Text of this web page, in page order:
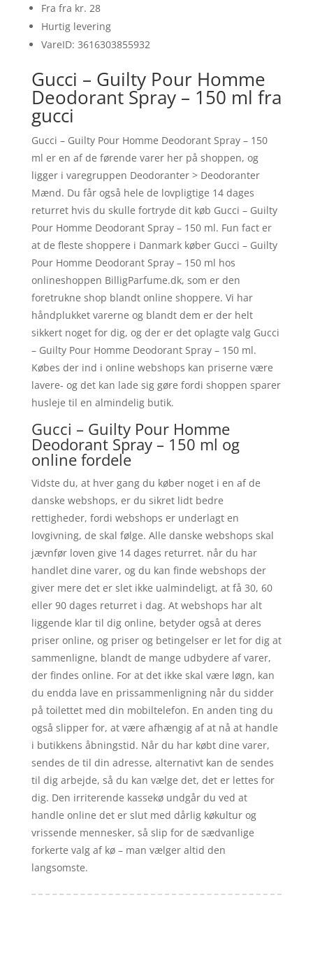
Fra fra kr. 28
Hurtig levering
VareID: 3616303855932
Gucci – Guilty Pour Homme
Deodorant Spray – 150 ml fra
gucci
Gucci – Guilty Pour Homme Deodorant Spray – 150
ml er en af de førende varer her på shoppen, og
ligger i varegruppen Deodoranter > Deodoranter
Mænd. Du får også hele de lovpligtige 14 dages
returret hvis du skulle fortryde dit køb Gucci – Guilty
Pour Homme Deodorant Spray – 150 ml. Fun fact er
at de fleste shoppere i Danmark køber Gucci – Guilty
Pour Homme Deodorant Spray – 150 ml hos
onlineshoppen BilligParfume.dk, som er den
foretrukne shop blandt online shoppere. Vi har
håndplukket varerne og blandt dem er der helt
sikkert noget for dig, og der er det oplagte valg Gucci
– Guilty Pour Homme Deodorant Spray – 150 ml.
Købes der ind i online webshops kan priserne være
lavere- og det kan lade sig gøre fordi shoppen sparer
husleje til en almindelig butik.
Gucci – Guilty Pour Homme
Deodorant Spray – 150 ml og
online fordele
Vidste du, at hver gang du køber noget i en af de
danske webshops, er du sikret lidt bedre
rettigheder, fordi webshops er underlagt en
lovgivning, de skal følge. Alle danske webshops skal
jævnfør loven give 14 dages returret. når du har
handlet dine varer, og du kan finde webshops der
giver mere det er slet ikke ualmindeligt, at få 30, 60
eller 90 dages returret i dag. At webshops har alt
liggende klar til dig online, betyder også at deres
priser online, og priser og betingelser er let for dig at
sammenligne, blandt de mange udbydere af varer,
der findes online. For at det ikke skal være løgn, kan
du endda lave en prissammenligning når du sidder
på toilettet med din mobiltelefon. En anden ting du
også slipper for, at være afhængig af at nå at handle
i butikkens åbningstid. Når du har købt dine varer,
sendes de til din adresse, alternativt kan de sendes
til dig arbejde, så du kan vælge det, det er lettes for
dig. Den irriterende kassekø undgår du ved at
handle online det er slut med dårlig køkultur og
vrissende mennesker, så slip for de sædvanlige
forkerte valg af kø – man vælger altid den
langsomste.